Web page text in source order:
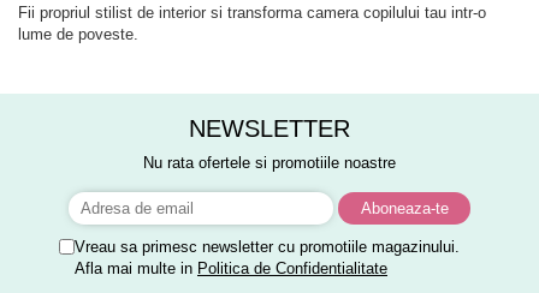
Fii propriul stilist de interior si transforma camera copilului tau intr-o
lume de poveste.
NEWSLETTER
Nu rata ofertele si promotiile noastre
Vreau sa primesc newsletter cu promotiile magazinului.
Afla mai multe in Politica de Confidentialitate